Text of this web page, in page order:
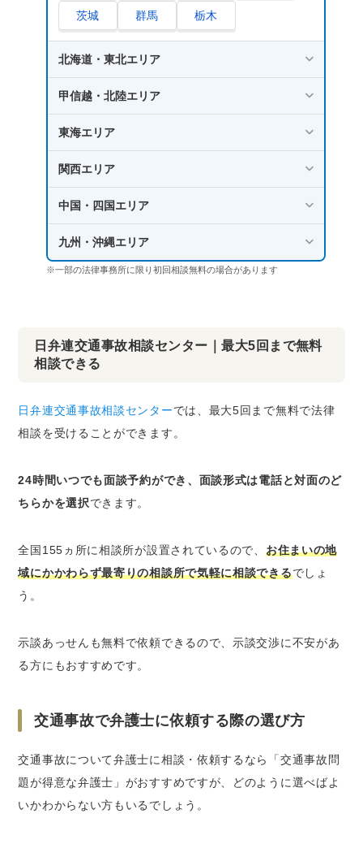
茨城 群馬 栃木
北海道・東北エリア
甲信越・北陸エリア
東海エリア
関西エリア
中国・四国エリア
九州・沖縄エリア
※一部の法律事務所に限り初回相談無料の場合があります
日弁連交通事故相談センター｜最大5回まで無料
相談できる
日弁連交通事故相談センターでは、最大5回まで無料で法律
相談を受けることができます。
24時間いつでも面談予約ができ、面談形式は電話と対面のど
ちらかを選択できます。
全国155ヵ所に相談所が設置されているので、 お住まいの地
域にかかわらず最寄りの相談所で気軽に相談できるでしょ
う。
示談あっせんも無料で依頼できるので、示談交渉に不安があ
る方にもおすすめです。
交通事故で弁護士に依頼する際の選び方
交通事故について弁護士に相談・依頼するなら「交通事故問
題が得意な弁護士」がおすすめですが、どのように選べばよ
いかわからない方もいるでしょう。